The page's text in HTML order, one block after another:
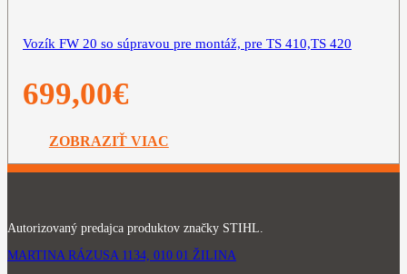
Vozík FW 20 so súpravou pre montáž, pre TS 410,TS 420
699,00€
ZOBRAZIŤ VIAC
Autorizovaný predajca produktov značky STIHL.
MARTINA RÁZUSA 1134, 010 01 ŽILINA